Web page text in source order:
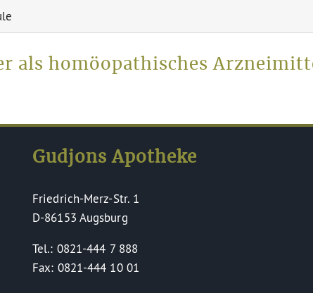
als homöopathisches
Gudjons Apotheke
Friedrich-Merz-Str. 1
D-86153 Augsburg
Tel.: 0821-444 7 888
Fax: 0821-444 10 01